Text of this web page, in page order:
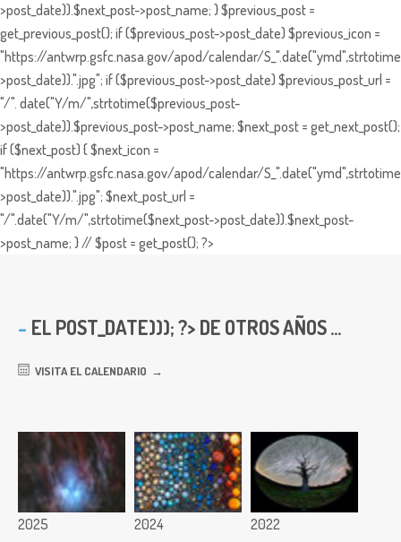
>post_date)).$next_post->post_name; } $previous_post =
get_previous_post(); if ($previous_post->post_date) $previous_icon =
"https://antwrp.gsfc.nasa.gov/apod/calendar/
>post_date)).".jpg"; if ($previous_post->post_date) $previous_post_url =
"/". date("Y/m/",strtotime($previous_post-
>post_date)).$previous_post->post_name; $next_post = get_next_post();
if ($next_post) { $next_icon =
"https://antwrp.gsfc.nasa.gov/apod/calendar/
>post_date)).".jpg"; $next_post_url =
"/".date("Y/m/",strtotime($next_post->post_date)).$next_post-
>post_name; } // $post = get_post(); ?>
EL POST_DATE))); ?> DE OTROS AÑOS ...
VISITA EL CALENDARIO
2025 2024 2022